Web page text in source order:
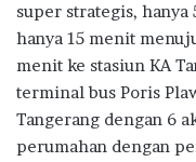
super strategis, hanya
hanya 15 menit
menit ke stasiun KA
terminal bus Poris
Tangerang dengan 6
perumahan dengan